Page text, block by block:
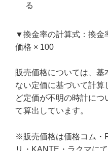
る
▼換金率の計算式：換金
価格 × 100
販売価格については、
ない定価に基づいて計算
ど定価が不明の時計につ
て算出しています。
※販売価格は価格コム・
リ・KANTE・ラクマに